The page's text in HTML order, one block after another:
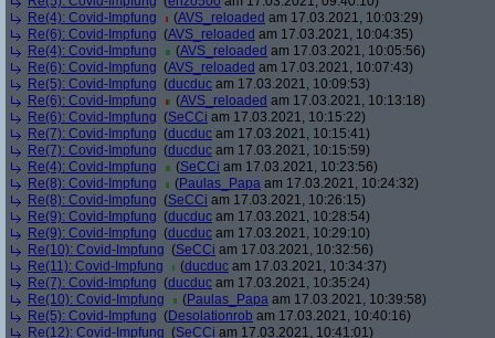
Re(4): Covid-Impfung
(AVS_reloaded am 17.03.2021, 10:03:29)
Re(6): Covid-Impfung (AVS_reloaded am 17.03.2021, 10:04:35)
Re(4): Covid-Impfung
(AVS_reloaded am 17.03.2021, 10:05:56)
Re(6): Covid-Impfung (AVS_reloaded am 17.03.2021, 10:07:43)
Re(5): Covid-Impfung (ducduc am 17.03.2021, 10:09:53)
Re(6): Covid-Impfung
(AVS_reloaded am 17.03.2021, 10:13:18)
Re(6): Covid-Impfung (SeCCi am 17.03.2021, 10:15:22)
Re(7): Covid-Impfung (ducduc am 17.03.2021, 10:15:41)
Re(7): Covid-Impfung (ducduc am 17.03.2021, 10:15:59)
Re(4): Covid-Impfung
(SeCCi am 17.03.2021, 10:23:56)
Re(8): Covid-Impfung
(Paulas_Papa am 17.03.2021, 10:24:32)
Re(8): Covid-Impfung (SeCCi am 17.03.2021, 10:26:15)
Re(9): Covid-Impfung (ducduc am 17.03.2021, 10:28:54)
Re(9): Covid-Impfung (ducduc am 17.03.2021, 10:29:10)
Re(10): Covid-Impfung (SeCCi am 17.03.2021, 10:32:56)
Re(11): Covid-Impfung
(ducduc am 17.03.2021, 10:34:37)
Re(7): Covid-Impfung (ducduc am 17.03.2021, 10:35:24)
Re(10): Covid-Impfung
(Paulas_Papa am 17.03.2021, 10:39:58)
Re(5): Covid-Impfung (Desolationrob am 17.03.2021, 10:40:16)
Re(12): Covid-Impfung (SeCCi am 17.03.2021, 10:41:01)